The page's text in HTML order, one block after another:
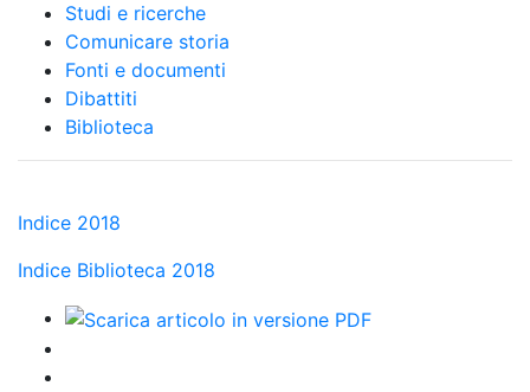
Studi e ricerche
Comunicare storia
Fonti e documenti
Dibattiti
Biblioteca
Indice 2018
Indice Biblioteca 2018